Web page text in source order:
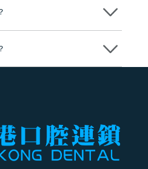
聯絡我們，告知我們你原本預約的